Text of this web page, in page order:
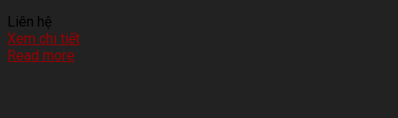
Liên hệ
Xem chi tiết
Read more